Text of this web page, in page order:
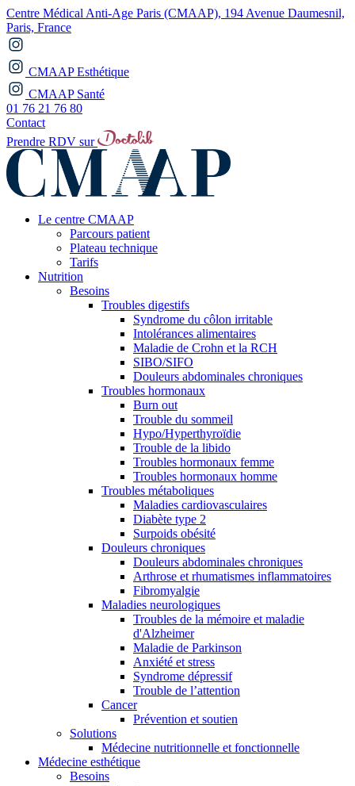
Centre Médical Anti-Age Paris (CMAAP), 194 Avenue Daumesnil,
Paris, France
CMAAP Esthétique
CMAAP Santé
01 76 21 76 80
Contact
Prendre RDV sur
Le centre CMAAP
Parcours patient
Plateau technique
Tarifs
Nutrition
Besoins
Troubles digestifs
Syndrome du côlon irritable
Intolérances alimentaires
Maladie de Crohn et la RCH
SIBO/SIFO
Douleurs abdominales chroniques
Troubles hormonaux
Burn out
Trouble du sommeil
Hypo/Hyperthyroïdie
Trouble de la libido
Troubles hormonaux femme
Troubles hormonaux homme
Troubles métaboliques
Maladies cardiovasculaires
Diabète type 2
Surpoids obésité
Douleurs chroniques
Douleurs abdominales chroniques
Arthrose et rhumatismes inflammatoires
Fibromyalgie
Maladies neurologiques
Troubles de la mémoire et maladie
d'Alzheimer
Maladie de Parkinson
Anxiété et stress
Syndrome dépressif
Trouble de l’attention
Cancer
Prévention et soutien
Solutions
Médecine nutritionnelle et fonctionnelle
Médecine esthétique
Besoins